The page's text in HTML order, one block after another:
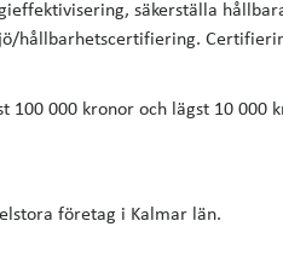
säkerställa
hållbarhetscertifiering.
100 000 kronor och lägst 10 000
företag i Kalmar län.